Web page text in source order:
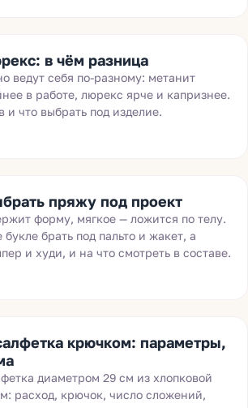
в чём разница
ведут себя по-разному: метанит
в работе, люрекс ярче и капризнее.
и что выбрать под изделие.
пряжу под проект
форму, мягкое — ложится по телу.
брать под пальто и жакет, а
и худи, и на что смотреть в составе.
крючком: параметры,
диаметром 29 см из хлопковой
расход, крючок, число сложений,